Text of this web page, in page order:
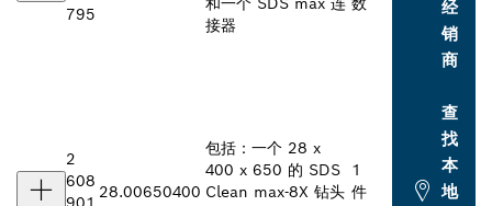
795
接器
经
销
商
2
608
28.00650400
包括：一个 28 x
400 x 650 的 SDS
Clean max-8X 钻头
1
件
查
找
本
地